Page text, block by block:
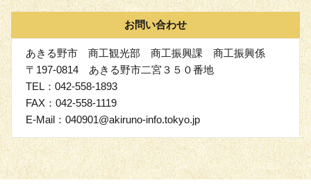
お問い合わせ
あきる野市 商工観光部 商工振興課 商工振興係
〒197-0814 あきる野市二宮３５０番地
TEL：042-558-1893
FAX：042-558-1119
E-Mail：040901@akiruno-info.tokyo.jp